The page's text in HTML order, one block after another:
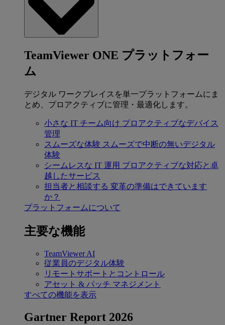
TeamViewer ONE プラットフォー
ム
デジタル ワークプレイスを単一プラットフォームにま
とめ、プロアクティブに管理・最適化します。
小さな IT チーム向け プロアクティブなデバイス
管理
スムーズな体験 スムーズで中断の無いデジタル
体験
シームレスな IT 運用 プロアクティブな対応と卓
越したサービス
担当者と相談する 変革の準備はできています
か？
プラットフォームについて
主要な機能
TeamViewer AI
従業員のデジタル体験
リモートサポートとコントロール
アセット & パッチ マネジメント
すべての機能を表示
Gartner Report 2026